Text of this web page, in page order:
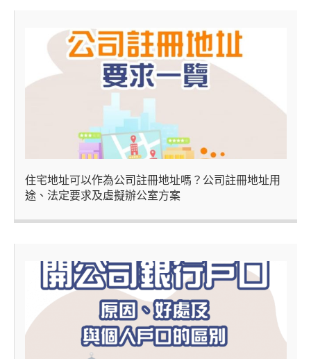
住宅地址可以作為公司註冊地址嗎？公司註冊地址用
途、法定要求及虛擬辦公室方案